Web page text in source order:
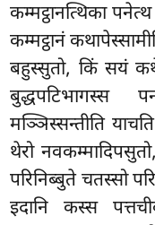
कम्मट्ठानत्थिका
कम्मट्ठानं
बहुस्सुतो, किं सयं
मञ्ञिस्सन्तीति
थेरो
परिनिब्बुते चतस्सो
इदानि कस्स